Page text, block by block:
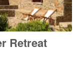
Retreat